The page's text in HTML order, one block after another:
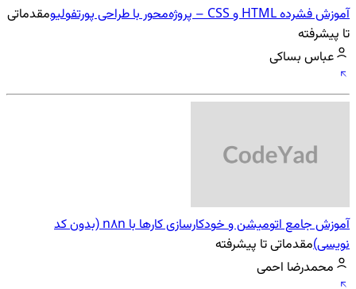
آموزش فشرده HTML و CSS – پروژه‌محور با طراحی پورتفولیو
مقدماتی
تا پیشرفته
عباس بساکی
آموزش جامع اتومیشن و خودکارسازی کارها با n8n (بدون کد
نویسی)مقدماتی تا پیشرفته
محمدرضا احمی